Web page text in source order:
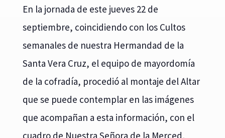
En la jornada de este jueves 22 de
septiembre, coincidiendo con los Cultos
semanales de nuestra Hermandad de la
Santa Vera Cruz, el equipo de mayordomía
de la cofradía, procedió al montaje del Altar
que se puede contemplar en las imágenes
que acompañan a esta información, con el
cuadro de Nuestra Señora de la Merced,